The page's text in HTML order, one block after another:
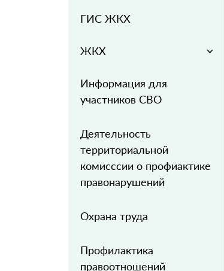
ГИС ЖКХ
ЖКХ
Информация для
участников СВО
Деятельность
территориальной
комисссии о профиактике
правонарушений
Охрана труда
Профилактика
правоотношений